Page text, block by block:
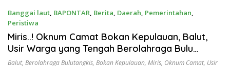
Banggai laut, BAPONTAR, Berita, Daerah, Pemerintahan,
Peristiwa
September 10, 2025
Miris..! Oknum Camat Bokan Kepulauan, Balut,
Usir Warga yang Tengah Berolahraga Bulu
Tangkis
Balut, Berolahraga Bulutangkis, Bokan Kepulauan, Miris, Oknum Camat, Usir